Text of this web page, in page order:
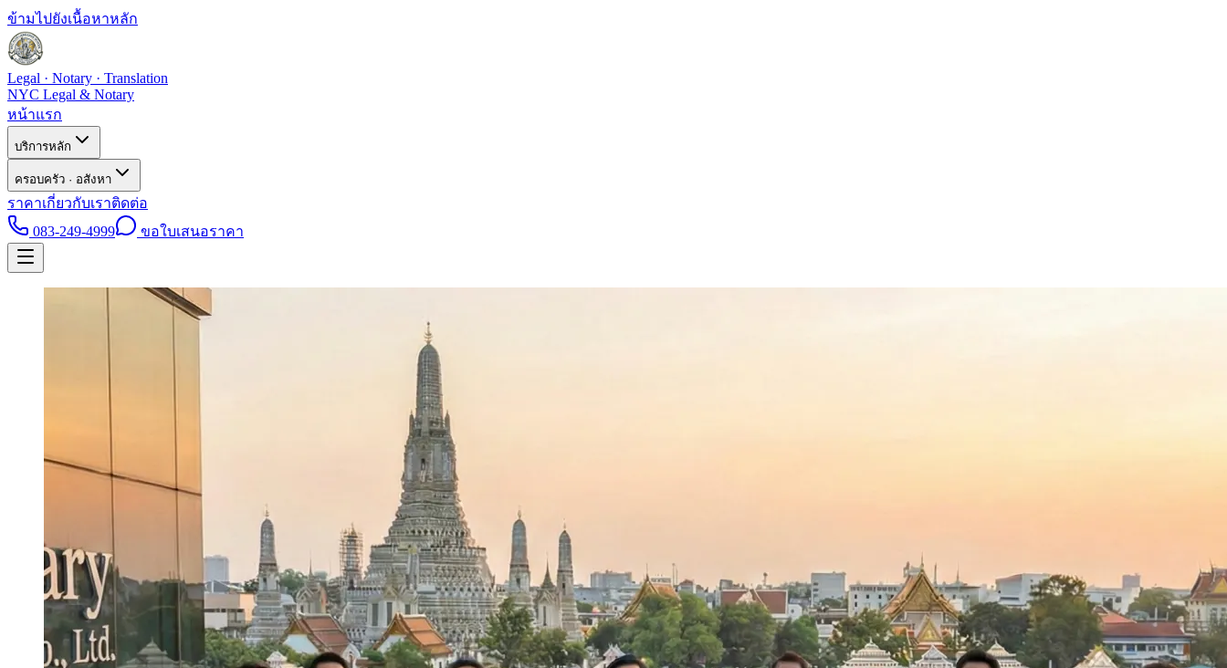
ข้ามไปยังเนื้อหาหลัก
Legal · Notary · Translation
NYC Legal & Notary
หน้าแรก
บริการหลัก
ครอบครัว · อสังหา
ราคาเกี่ยวกับเราติดต่อ
083-249-4999
ขอใบเสนอราคา